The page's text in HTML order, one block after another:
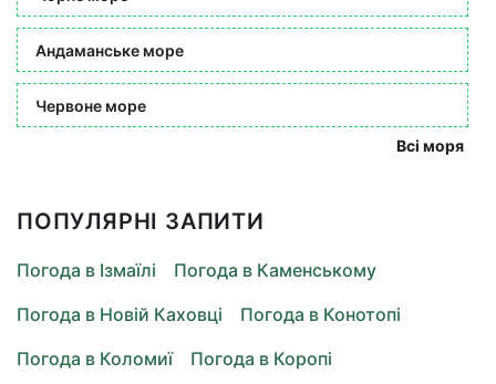
Андаманське море
Червоне море
Всі моря
ПОПУЛЯРНІ ЗАПИТИ
Погода в Ізмаїлі
Погода в Каменському
Погода в Новій Каховці
Погода в Конотопі
Погода в Коломиї
Погода в Коропі